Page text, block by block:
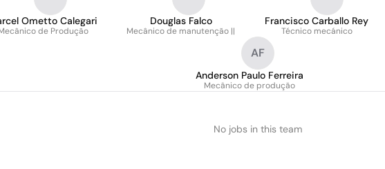
Ometto Calegari
de Produção
Douglas Falco
Mecânico de manutenção ||
Francisco Carballo Rey
Técnico mecánico
AF
Anderson Paulo Ferreira
Mecânico de produção
No jobs in this team